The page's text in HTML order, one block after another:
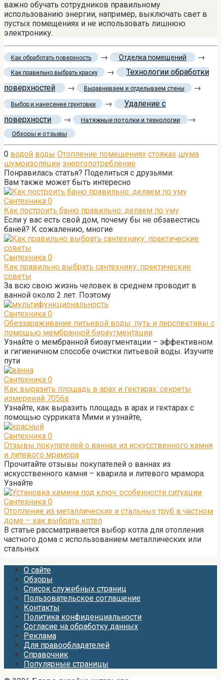
важно обучать сотрудников правильному
использованию энергии, например, выключать свет в
пустых помещениях и не использовать лишнюю
электронику.
Как обработать поверхность → Отделка помещений →
Как правильно выбрать краску →
Технологии обработки
поверхностей
→ Выравниваем и отделываем стены →
Выбор и нанесение грунтовки →
Удаление с
поверхности
→ Натяжные потолки и технологии →
Обзоры и отзывы
0 водой воды Отопление помещениях стояках шума
шумоизоляции энергопотребление
Понравилась статья? Поделиться с друзьями:
Вам также может быть интересно
Сантехника 0
Как построить баню правильно: делаем по уму
Если у вас есть свой дом, почему бы не обзавестись
баней? К сожалению, многие
Сантехника 0
Как правильно выбрать сантехнику: практические
советы
За всю свою жизнь человек в среднем проводит в
ванной около 2 лет. Поэтому
Сантехника 0
Обеззараживание питьевой воды: путь и перспективы с
помощью мембранной биоаугментации
Узнайте о мембранной биоаугментации – эффективном
и гигиеничном способе очистки питьевой воды. Изучите
пути
Сантехника 0
Как выразить площадь в арах и гектарах: секреты
измерений 7056а
Узнайте, как выразить площадь в арах и гектарах с
помощью сурриката Мими и узнайте,
Сантехника 0
Отзывы покупателей о ваннах из искусственного камня
и литевого мрамора
Прочитайте отзывы покупателей о ваннах из
искусственного камня – кварила и литевого мрамора.
Узнайте
Сантехника 0
Отопление из металлических и стальных труб в частном
доме – как выбрать котел
В статье рассматривается выбор котла для отопления
частного дома с использованием металлических или
стальных
О сайте
Обзоры
Список служебных страниц
Пользовательское соглашение
Контакты
Политика конфиденциальности
Согласие на обработку данных
Реклама
Для правообладателей
Справочник
Популярные страницы